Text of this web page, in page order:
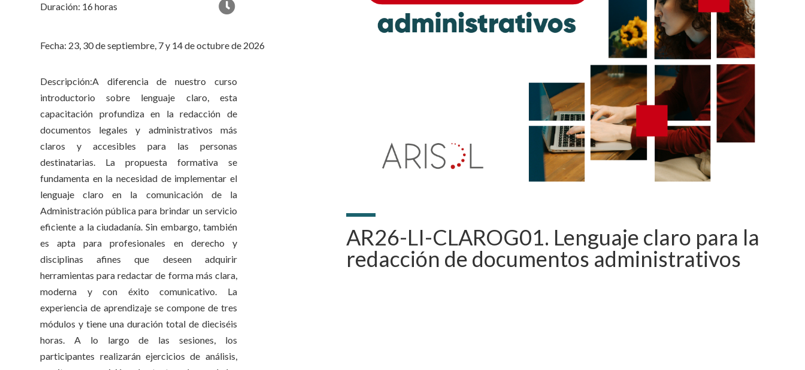
Duración: 16 horas
Fecha: 23, 30 de septiembre, 7 y 14 de octubre de 2026
Descripción:A diferencia de nuestro curso
introductorio sobre lenguaje claro, esta
capacitación profundiza en la redacción de
documentos legales y administrativos más
claros y accesibles para las personas
destinatarias. La propuesta formativa se
fundamenta en la necesidad de implementar el
lenguaje claro en la comunicación de la
Administración pública para brindar un servicio
eficiente a la ciudadanía. Sin embargo, también
es apta para profesionales en derecho y
disciplinas afines que deseen adquirir
herramientas para redactar de forma más clara,
moderna y con éxito comunicativo. La
experiencia de aprendizaje se compone de tres
módulos y tiene una duración total de dieciséis
horas. A lo largo de las sesiones, los
participantes realizarán ejercicios de análisis,
AR26-LI-CLAROG01. Lenguaje claro para la
redacción de documentos administrativos